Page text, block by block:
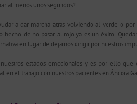
al menos unos segundos?
a dar marcha atrás volviendo al verde o
hecho de no pasar al rojo ya es un éxito.
en lugar de dejarnos dirigir por nuestros
estados emocionales y es por ello que
en el trabajo con nuestros pacientes en Áncora